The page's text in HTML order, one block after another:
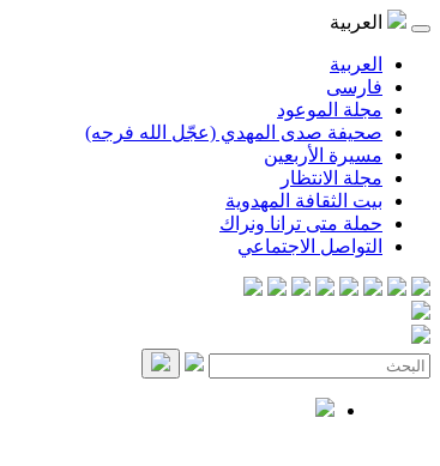
العربية
العربية
فارسی
مجلة الموعود
صحيفة صدى المهدي (عجّل الله فرجه)
مسيرة الأربعين
مجلة الانتظار
بيت الثقافة المهدوية
حملة متى ترانا ونراك
التواصل الاجتماعي